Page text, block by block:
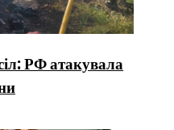
РФ атакувала